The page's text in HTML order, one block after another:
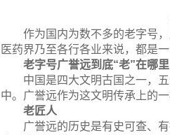
作为国内为数不多的老字号
医药界乃至各行各业来说，都是
老字号广誉远到底“老”在哪里
中国是四大文明古国之一，
中。广誉远作为这文明传承上的
老匠人
广誉远的历史是有史可查、